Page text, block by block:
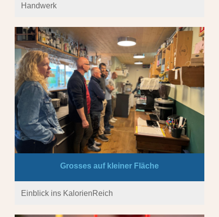
Handwerk
Grosses auf kleiner Fläche
Einblick ins KalorienReich